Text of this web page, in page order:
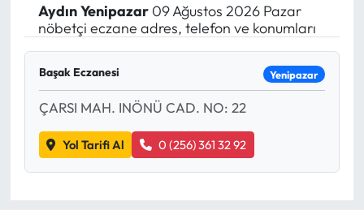
AydınYenipazar09 Ağustos 2026 Pazar
nöbetçi eczane adres, telefon ve konumları
Başak Eczanesi Yenipazar
ÇARSI MAH. INÖNÜ CAD. NO: 22
Yol Tarifi Al 0 (256) 361 32 92
SPOR
TARIM
TURİZM
YAŞAM